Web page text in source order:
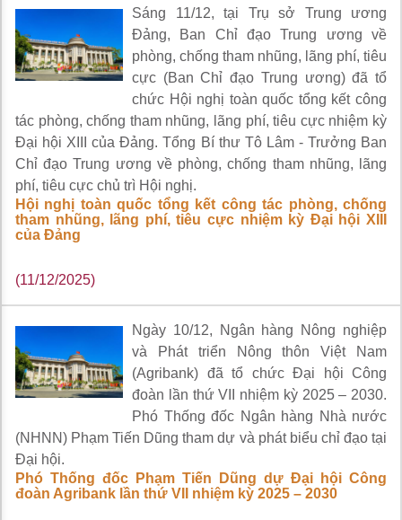
Hội nghị toàn quốc tổng kết công tác phòng, chống
tham nhũng, lãng phí, tiêu cực nhiệm kỳ Đại hội XIII
của Đảng
Sáng 11/12, tại Trụ sở Trung ương
Đảng, Ban Chỉ đạo Trung ương về
phòng, chống tham nhũng, lãng phí, tiêu
cực (Ban Chỉ đạo Trung ương) đã tổ
chức Hội nghị toàn quốc tổng kết công
tác phòng, chống tham nhũng, lãng phí, tiêu cực nhiệm kỳ
Đại hội XIII của Đảng. Tổng Bí thư Tô Lâm - Trưởng Ban
Chỉ đạo Trung ương về phòng, chống tham nhũng, lãng
phí, tiêu cực chủ trì Hội nghị.
(11/12/2025)
Phó Thống đốc Phạm Tiến Dũng dự Đại hội Công
đoàn Agribank lần thứ VII nhiệm kỳ 2025 – 2030
Ngày 10/12, Ngân hàng Nông nghiệp
và Phát triển Nông thôn Việt Nam
(Agribank) đã tổ chức Đại hội Công
đoàn lần thứ VII nhiệm kỳ 2025 – 2030.
Phó Thống đốc Ngân hàng Nhà nước
(NHNN) Phạm Tiến Dũng tham dự và phát biểu chỉ đạo tại
Đại hội.